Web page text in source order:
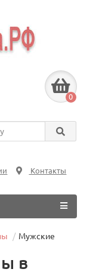
0
Контакты
Мужские
в